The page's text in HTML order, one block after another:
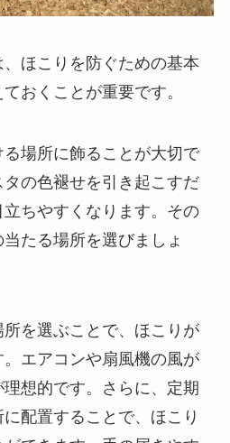
ほこりを防ぐための基本
おくことが重要です。
場所に飾ることが大切で
の色褪せを引き起こすだ
ちやすくなります。その
たる場所を選びましょ
を選ぶことで、ほこりが
エアコンや扇風機の風が
想的です。さらに、定期
配置することで、ほこり